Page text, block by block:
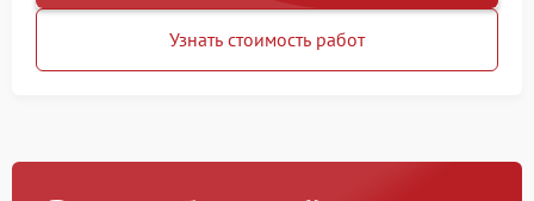
Узнать стоимость работ